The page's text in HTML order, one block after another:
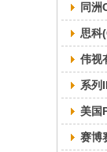
同洲
思科
伟视
系列
美国
赛博